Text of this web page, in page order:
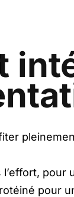
pour
pour